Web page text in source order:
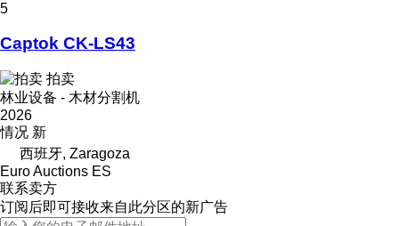
5
Captok CK-LS43
拍卖
林业设备 - 木材分割机
2026
情况 新
西班牙, Zaragoza
Euro Auctions ES
联系卖方
订阅后即可接收来自此分区的新广告